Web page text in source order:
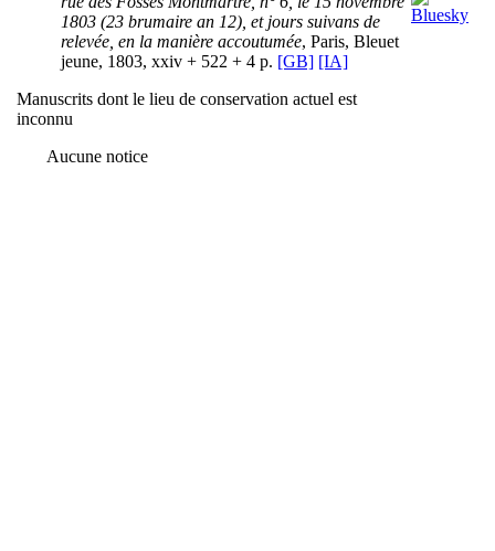
1803 (23 brumaire an 12), et jours suivans de
relevée, en la manière accoutumée, Paris, Bleuet
jeune, 1803, xxiv + 522 + 4 p. [GB] [IA]
Manuscrits dont le lieu de conservation actuel est
inconnu
Aucune notice